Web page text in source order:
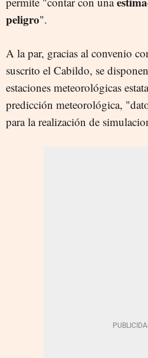
peligro".
A la par, gracias al convenio
suscrito el Cabildo, se
estaciones meteorológicas
predicción meteorológica,
para la realización de